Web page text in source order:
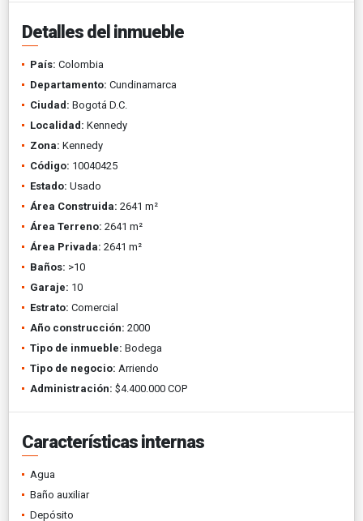
Detalles del inmueble
País: Colombia
Departamento: Cundinamarca
Ciudad: Bogotá D.C.
Localidad: Kennedy
Zona: Kennedy
Código: 10040425
Estado: Usado
Área Construida: 2641 m²
Área Terreno: 2641 m²
Área Privada: 2641 m²
Baños: >10
Garaje: 10
Estrato: Comercial
Año construcción: 2000
Tipo de inmueble: Bodega
Tipo de negocio: Arriendo
Administración: $4.400.000 COP
Características internas
Agua
Baño auxiliar
Depósito